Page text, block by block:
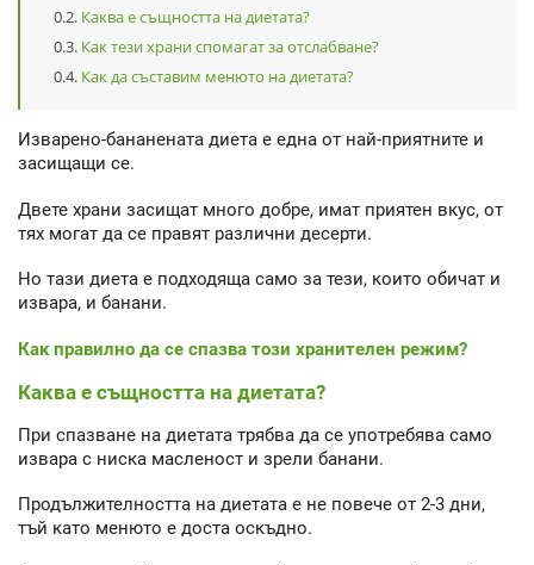
Каква е същността на диетата?
Как тези храни спомагат за отслабване?
Как да съставим менюто на диетата?
Изварено-бананената диета е една от най-приятните и
засищащи се.
Двете храни засищат много добре, имат приятен вкус, от
тях могат да се правят различни десерти.
Но тази диета е подходяща само за тези, които обичат и
извара, и банани.
Как правилно да се спазва този хранителен режим?
Каква е същността на диетата?
При спазване на диетата трябва да се употребява само
извара с ниска масленост и зрели банани.
Продължителността на диетата е не повече от 2-3 дни,
тъй като менюто е доста оскъдно.